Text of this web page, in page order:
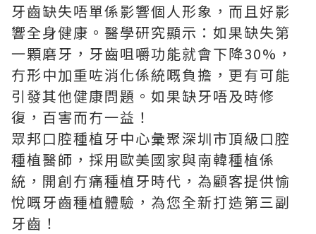
牙齒缺失唔單係影響個人形象，而且好影
響全身健康。醫學研究顯示：如果缺失第
一顆磨牙，牙齒咀嚼功能就會下降30%，
冇形中加重咗消化係統嘅負擔，更有可能
引發其他健康問題。如果缺牙唔及時修
復，百害而冇一益！
眾邦口腔種植牙中心彙聚深圳市頂級口腔
種植醫師，採用歐美國家與南韓種植係
統，開創冇痛種植牙時代，為顧客提供愉
悅嘅牙齒種植體驗，為您全新打造第三副
牙齒！